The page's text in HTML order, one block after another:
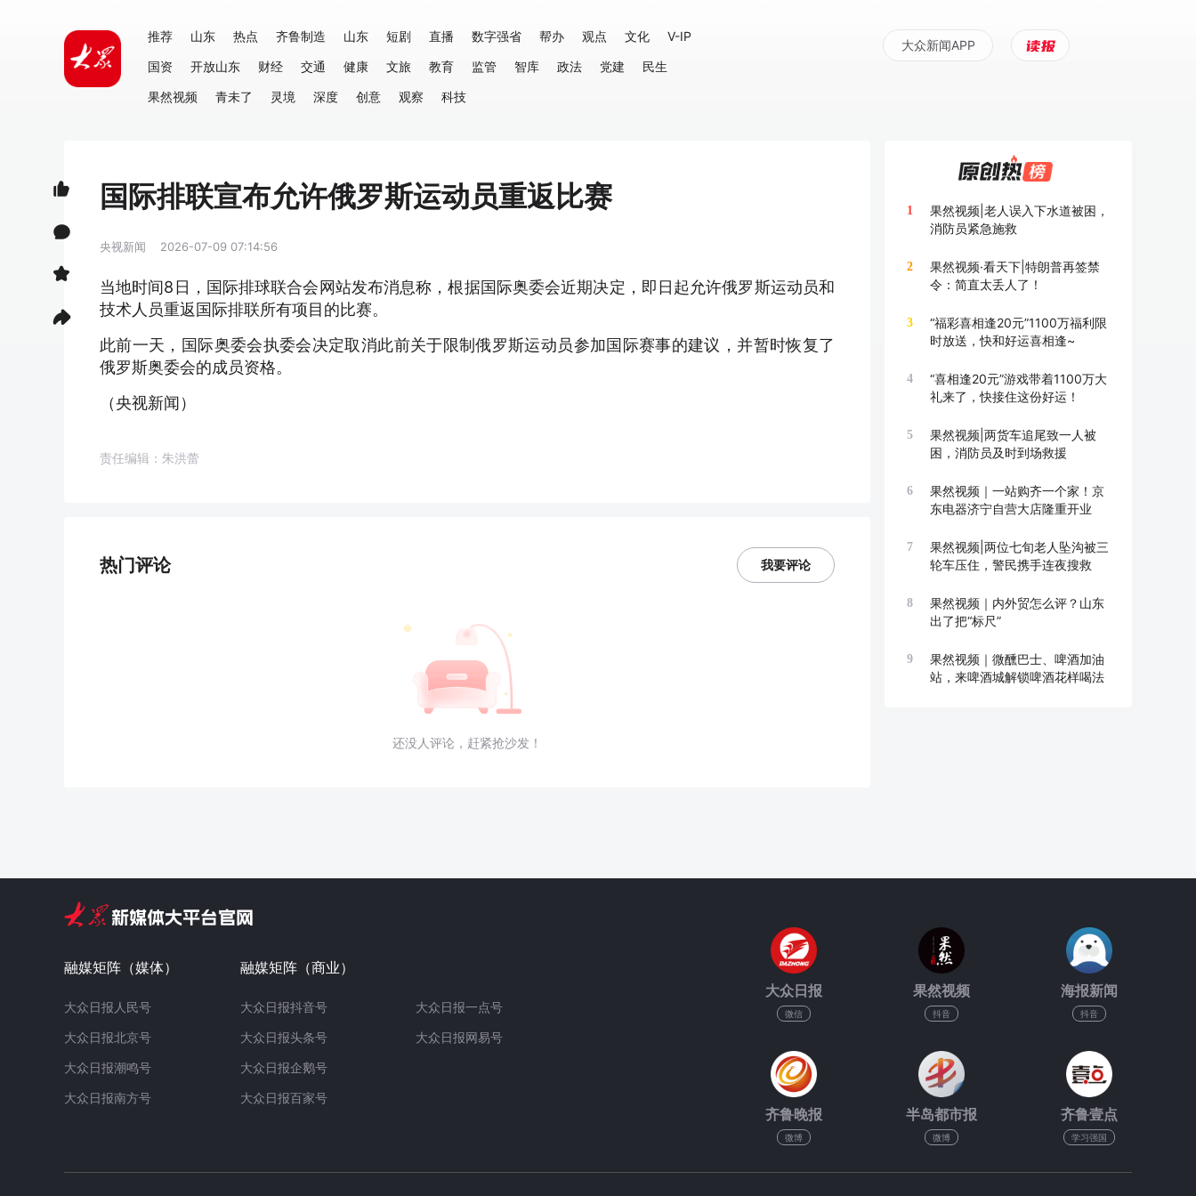
推荐 山东 热点 齐鲁制造 山东 短剧 直播 数字强省 帮办 观点 文化
V-IP
国资
开放山东 财经 交通 健康 文旅 教育 监管 智库 政法 党建
民生
果然视频
青未了 灵境 深度 创意 观察 科技
大众新闻APP
国际排联宣布允许俄罗斯运动员重返比赛
央视新闻 2026-07-09 07:14:56
当地时间8日，国际排球联合会网站发布消息称，根据国际奥委会近期决定，即日起允许俄罗斯运动员和
技术人员重返国际排联所有项目的比赛。
此前一天，国际奥委会执委会决定取消此前关于限制俄罗斯运动员参加国际赛事的建议，并暂时恢复了
俄罗斯奥委会的成员资格。
（央视新闻）
责任编辑：朱洪蕾
热门评论 我要评论
还没人评论，赶紧抢沙发！
1
果然视频|老人误入下水道被困，
消防员紧急施救
2
果然视频·看天下|特朗普再签禁
令：简直太丢人了！
3
“福彩喜相逢20元”1100万福利限
时放送，快和好运喜相逢~
4
“喜相逢20元”游戏带着1100万大
礼来了，快接住这份好运！
5
果然视频|两货车追尾致一人被
困，消防员及时到场救援
6
果然视频｜一站购齐一个家！京
东电器济宁自营大店隆重开业
7
果然视频|两位七旬老人坠沟被三
轮车压住，警民携手连夜搜救
8
果然视频｜内外贸怎么评？山东
出了把“标尺”
9
果然视频｜微醺巴士、啤酒加油
站，来啤酒城解锁啤酒花样喝法
融媒矩阵（媒体）
大众日报人民号
大众日报北京号
大众日报潮鸣号
大众日报南方号
融媒矩阵（商业）
大众日报抖音号
大众日报头条号
大众日报企鹅号
大众日报百家号
大众日报一点号
大众日报网易号
大众日报
微信
果然视频
抖音
海报新闻
抖音
齐鲁晚报
微博
半岛都市报
微博
齐鲁壹点
学习强国